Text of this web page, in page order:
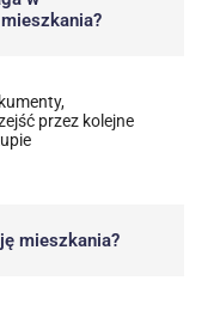
przez kolejne
mieszkania?